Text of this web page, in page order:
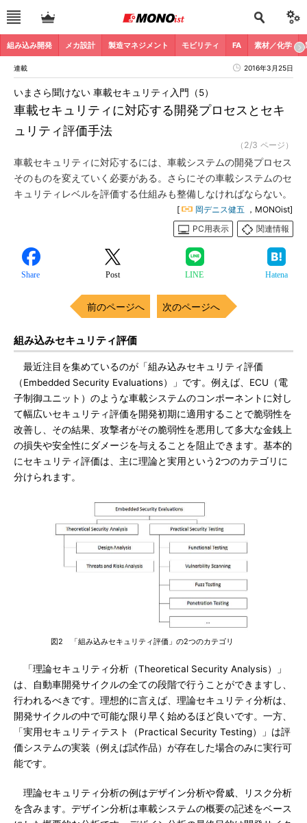
組み込み開発 メカ設計 製造マネジメント モビリティ FA 素材／化学
連載 2016年3月25日
車載セキュリティに対応する開発プロセスとセキ
ュリティ評価手法
いまさら聞けない 車載セキュリティ入門（5）
（2/3 ページ）
車載セキュリティに対応するには、車載システムの開発プロセス
そのものを変えていく必要がある。さらにその車載システムのセ
キュリティレベルを評価する仕組みも整備しなければならない。
[ 岡デニス健五 ，MONOist]
PC用表示
関連情報
Share Post LINE Hatena
前のページへ 次のページへ
組み込みセキュリティ評価
最近注目を集めているのが「組み込みセキュリティ評価
（Embedded Security Evaluations）」です。例えば、ECU（電
子制御ユニット）のような車載システムのコンポーネントに対し
て幅広いセキュリティ評価を開発初期に適用することで脆弱性を
改善し、その結果、攻撃者がその脆弱性を悪用して多大な金銭上
の損失や安全性にダメージを与えることを阻止できます。基本的
にセキュリティ評価は、主に理論と実用という2つのカテゴリに
分けられます。
図2 「組み込みセキュリティ評価」の2つのカテゴリ
「理論セキュリティ分析（Theoretical Security Analysis）」
は、自動車開発サイクルの全ての段階で行うことができますし、
行われるべきです。理想的に言えば、理論セキュリティ分析は、
開発サイクルの中で可能な限り早く始めるほど良いです。一方、
「実用セキュリティテスト（Practical Security Testing）」は評
価システムの実装（例えば試作品）が存在した場合のみに実行可
能です。
理論セキュリティ分析の例はデザイン分析や脅威、リスク分析
を含みます。デザイン分析は車載システムの概要の記述をベース